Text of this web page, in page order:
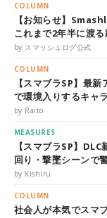
COLUMN
【お知らせ】
これまで2年半に渡る
by スマッシュログ公式
COLUMN
【スマブラSP】最
で環境入りするキャ
by Raito
MEASURES
【スマブラSP】
回り・撃墜シーンで
by Kishiru
COLUMN
社会人が本気でスマ